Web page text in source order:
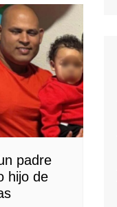
padre
hijo de